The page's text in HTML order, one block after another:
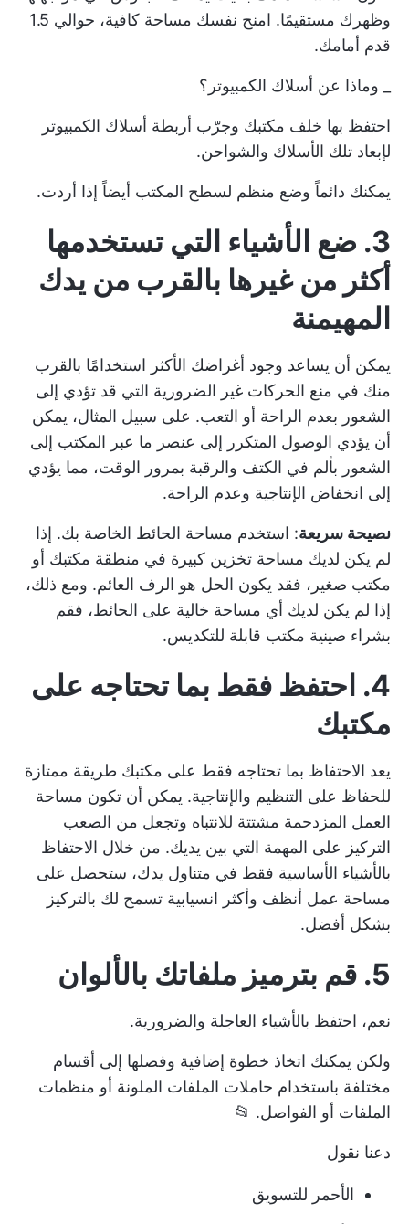
وظهرك مستقيمًا. امنح نفسك مساحة كافية، حوالي 1.5
قدم أمامك.
_ وماذا عن أسلاك الكمبيوتر؟
احتفظ بها خلف مكتبك وجرّب أربطة أسلاك الكمبيوتر
لإبعاد تلك الأسلاك والشواحن.
يمكنك دائماً وضع منظم لسطح المكتب أيضاً إذا أردت.
3. ضع الأشياء التي تستخدمها
أكثر من غيرها بالقرب من يدك
المهيمنة
يمكن أن يساعد وجود أغراضك الأكثر استخدامًا بالقرب
منك في منع الحركات غير الضرورية التي قد تؤدي إلى
الشعور بعدم الراحة أو التعب. على سبيل المثال، يمكن
أن يؤدي الوصول المتكرر إلى عنصر ما عبر المكتب إلى
الشعور بألم في الكتف والرقبة بمرور الوقت، مما يؤدي
إلى انخفاض الإنتاجية وعدم الراحة.
نصيحة سريعة: استخدم مساحة الحائط الخاصة بك. إذا
لم يكن لديك مساحة تخزين كبيرة في منطقة مكتبك أو
مكتب صغير، فقد يكون الحل هو الرف العائم. ومع ذلك،
إذا لم يكن لديك أي مساحة خالية على الحائط، فقم
بشراء صينية مكتب قابلة للتكديس.
4. احتفظ فقط بما تحتاجه على
مكتبك
يعد الاحتفاظ بما تحتاجه فقط على مكتبك طريقة ممتازة
للحفاظ على التنظيم والإنتاجية. يمكن أن تكون مساحة
العمل المزدحمة مشتتة للانتباه وتجعل من الصعب
التركيز على المهمة التي بين يديك. من خلال الاحتفاظ
بالأشياء الأساسية فقط في متناول يدك، ستحصل على
مساحة عمل أنظف وأكثر انسيابية تسمح لك بالتركيز
بشكل أفضل.
5. قم بترميز ملفاتك بالألوان
نعم، احتفظ بالأشياء العاجلة والضرورية.
ولكن يمكنك اتخاذ خطوة إضافية وفصلها إلى أقسام
مختلفة باستخدام حاملات الملفات الملونة أو منظمات
الملفات أو الفواصل. 📂
دعنا نقول
الأحمر للتسويق